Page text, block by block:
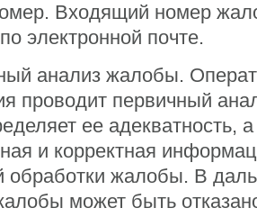
Входящий номер
электронной почте.
анализ жалобы.
проводит первичный
ее адекватность,
и корректная
обработки жалобы. В
может быть